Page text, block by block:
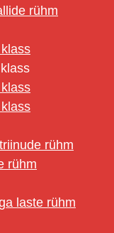
rühm
rühm
rühm
laste rühm